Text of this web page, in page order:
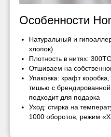
Особенности
Натуральный и
хлопок)
Плотность в нитях:
Отшиваем на
Упаковка: крафт
тишью с
подходит для подарка
Уход: стирка на
1000 оборотов, режим